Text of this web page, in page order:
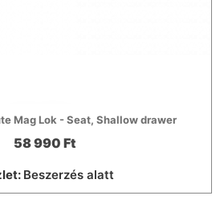
Mag Lok - Seat, Shallow drawer
58 990 Ft
Beszerzés alatt